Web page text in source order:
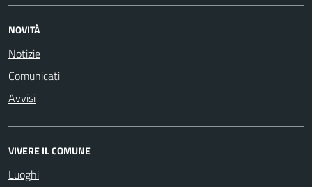
NOVITÀ
Notizie
Comunicati
Avvisi
VIVERE IL COMUNE
Luoghi